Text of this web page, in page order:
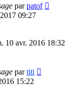
parpatof
09:27
10 avr. 2016 18:32
partiti
15:22